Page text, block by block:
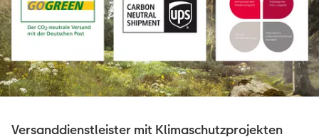
Versanddienstleister mit Klimaschutzprojekten